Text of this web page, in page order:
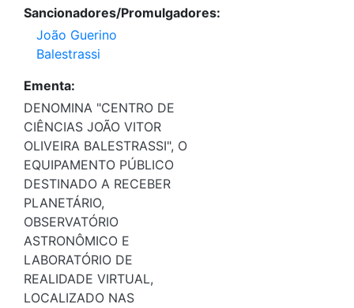
Sancionadores/Promulgadores:
João Guerino
Balestrassi
Ementa:
DENOMINA "CENTRO DE
CIÊNCIAS JOÃO VITOR
OLIVEIRA BALESTRASSI", O
EQUIPAMENTO PÚBLICO
DESTINADO A RECEBER
PLANETÁRIO,
OBSERVATÓRIO
ASTRONÔMICO E
LABORATÓRIO DE
REALIDADE VIRTUAL,
LOCALIZADO NAS